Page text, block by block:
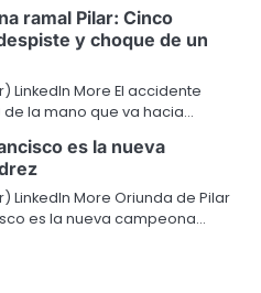
ramal Pilar: Cinco
y choque de un
LinkedIn More El accidente
la mano que va hacia…
es la nueva
LinkedIn More Oriunda de Pilar
es la nueva campeona…